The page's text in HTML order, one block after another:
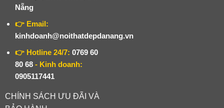
Nẵng
👉 Email:
kinhdoanh@noithatdepdanang.vn
👉 Hotline 24/7: 0769 60
80 68 - Kinh doanh:
0905117441
CHÍNH SÁCH ƯU ĐÃI VÀ